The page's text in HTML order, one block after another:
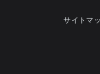
サイトマ